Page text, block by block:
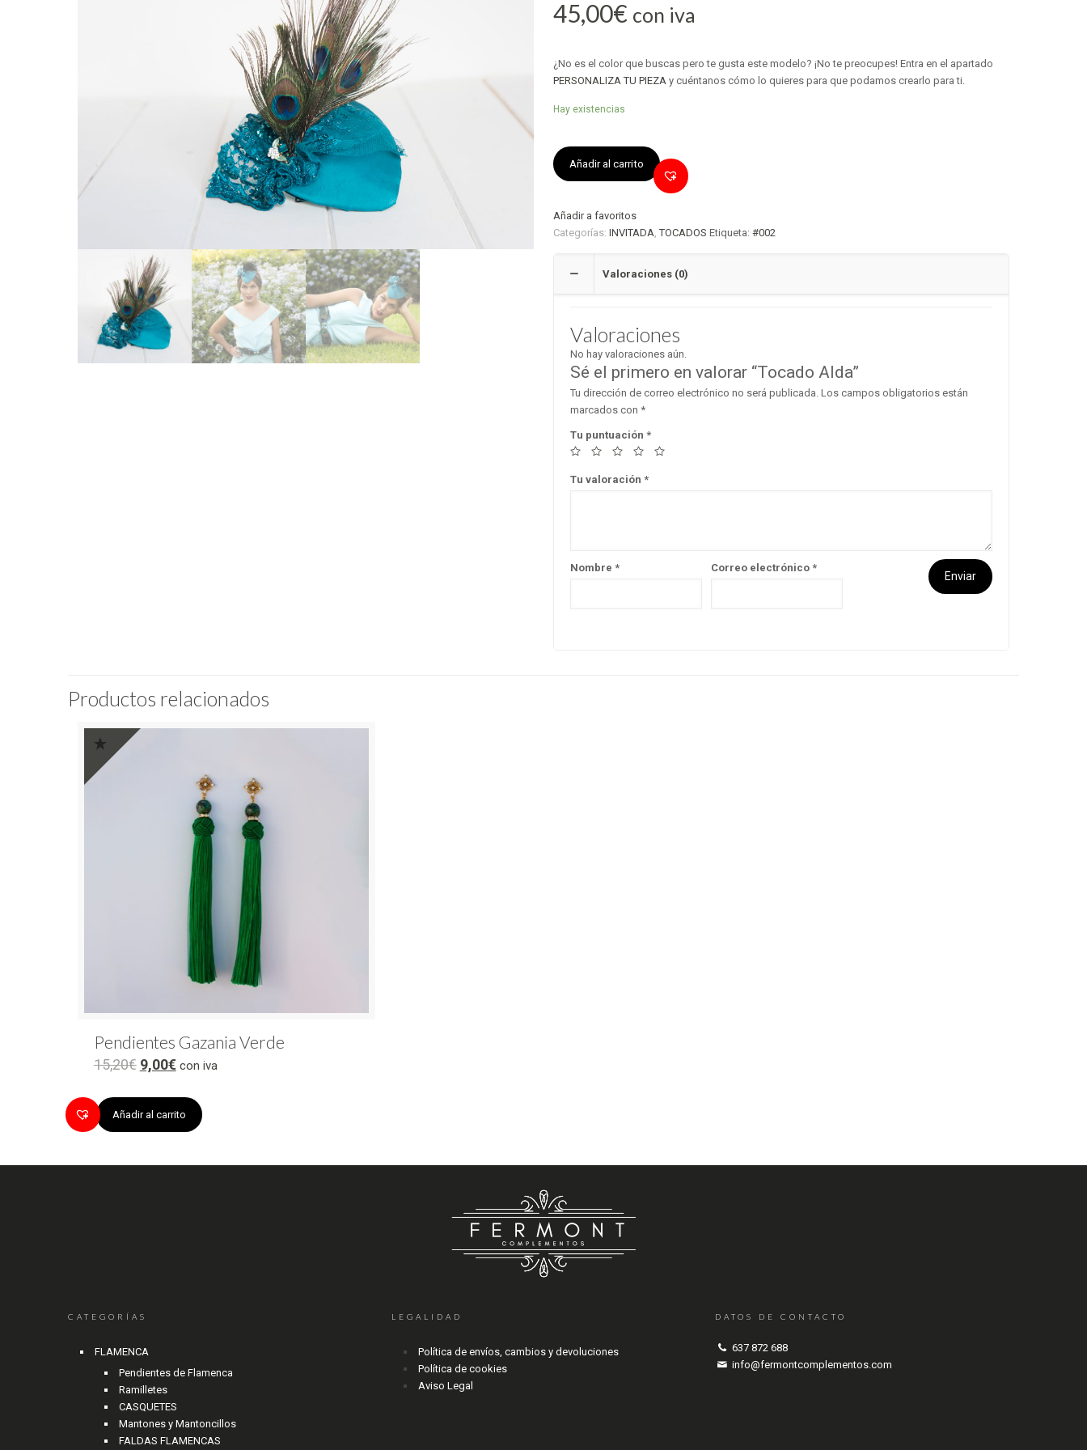
45,00€ con iva
¿No es el color que buscas pero te gusta este modelo? ¡No te preocupes! Entra en el apartado
PERSONALIZA TU PIEZAy cuéntanos cómo lo quieres para que podamos crearlo para ti.
Hay existencias
Añadir al carrito
Añadir a favoritos
Categorías: INVITADA ,TOCADOS Etiqueta: #002
Valoraciones (0)
Valoraciones
No hay valoraciones aún.
Sé el primero en valorar “Tocado Alda”
Tu dirección de correo electrónico no será publicada. Los campos obligatorios están
marcados con *
Tu puntuación *
Tu valoración *
Nombre * Correo electrónico *
Productos relacionados
Pendientes Gazania Verde
15,20€ 9,00€ con iva
Añadir al carrito
CATEGORÍAS
FLAMENCA
Pendientes de Flamenca
Ramilletes
CASQUETES
Mantones y Mantoncillos
FALDAS FLAMENCAS
LEGALIDAD
Política de envíos, cambios y devoluciones
Política de cookies
Aviso Legal
DATOS DE CONTACTO
637 872 688
info@fermontcomplementos.com